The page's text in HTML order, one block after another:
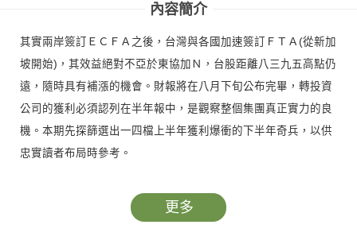
內容簡介
其實兩岸簽訂ＥＣＦＡ之後，台灣與各國加速簽訂ＦＴＡ(從新加
坡開始)，其效益絕對不亞於東協加Ｎ，台股距離八三九五高點仍
遠，隨時具有補漲的機會。財報將在八月下旬公布完畢，轉投資
公司的獲利必須認列在半年報中，是觀察整個集團真正實力的良
機。本期先探篩選出一四檔上半年獲利爆衝的下半年奇兵，以供
忠實讀者布局時參考。
更多